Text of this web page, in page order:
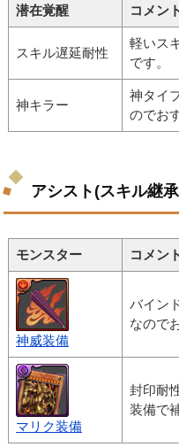
潜在覚醒 コメント
スキル遅延耐性
軽いス
です。
神キラー
神タイ
のでお
アシスト(スキル継
モンスター コメント
神威装備
バイン
なので
マリク装備
封印耐
装備で